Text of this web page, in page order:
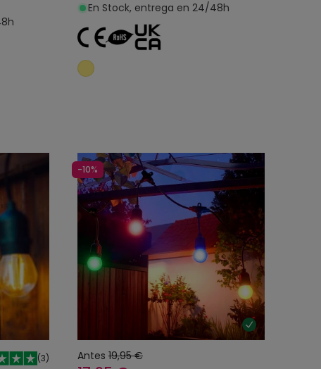
En Stock, entrega en 24/48h
(3)
-10%
Antes 19,95 €